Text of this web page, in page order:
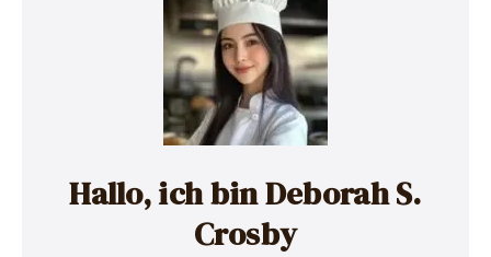
Hallo, ich bin Deborah S.
Crosby